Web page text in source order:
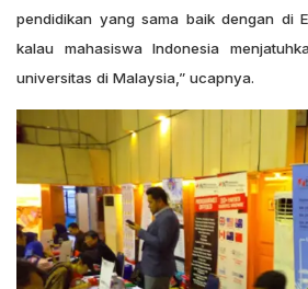
pendidikan yang sama baik dengan di
kalau mahasiswa Indonesia
universitas di Malaysia,” ucapnya.